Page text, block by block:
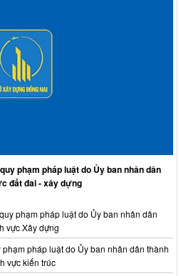
phạm pháp luật do Ủy ban nhân dân
đất đai - xây dựng
phạm pháp luật do Ủy ban nhân dân
vực Xây dựng
pháp luật do Ủy ban nhân dân thành
vực kiến trúc